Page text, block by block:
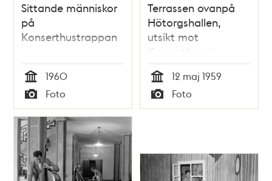
Sittande människor
på
Konserthustrappan
Tid
1960
Typ
Foto
Terrassen ovanpå
Hötorgshallen,
utsikt mot
Konserthuset
Tid
12 maj 1959
Typ
Foto